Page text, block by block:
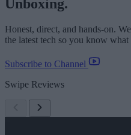
Unboxing.
Honest, direct, and hands-on.
the latest tech so you know
Subscribe to Channel
Swipe Reviews